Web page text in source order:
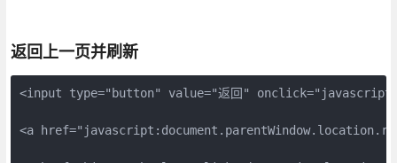
返回上一页并刷新
<input type="button" value="返回"
<a